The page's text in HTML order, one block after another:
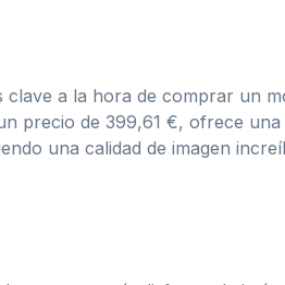
a la hora de comprar un
precio de 399,61 €, ofrece
una calidad de imagen